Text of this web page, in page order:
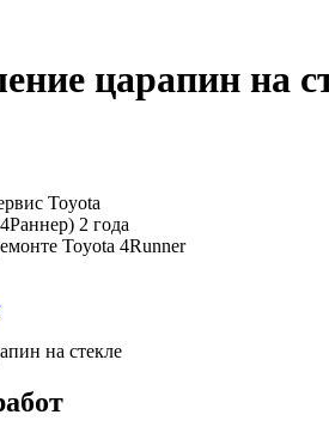
царапин на
Toyota
2 года
Toyota 4Runner
на стекле